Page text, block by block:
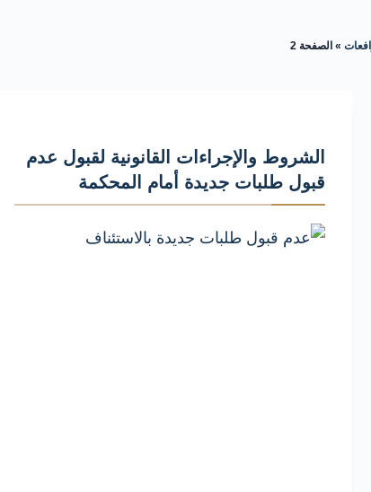
» الصفحة 2
الشروط والإجراءات القانونية لقبول عدم
قبول طلبات جديدة أمام المحكمة